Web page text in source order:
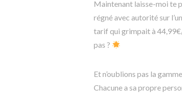
Maintenant laisse-moi te
régné avec autorité sur
tarif qui grimpait à 44,99€/
pas ?
Et n’oublions pas la
Chacune a sa propre